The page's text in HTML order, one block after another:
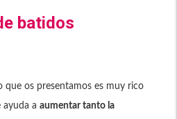
batidos
os presentamos es muy rico
a aumentar tanto la